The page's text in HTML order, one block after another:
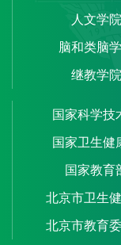
人文学院
脑和类脑
继教学院
国家科学技
国家卫生健
国家教育
北京市卫生
北京市教育